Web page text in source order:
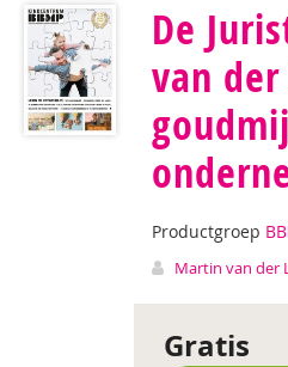
De
van
Productgroep
Martin van der
Gratis